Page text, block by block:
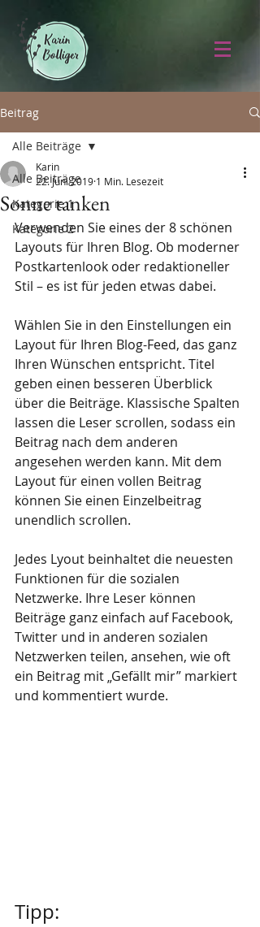
Beitrag
Alle Beiträge
Kategorie 1
Kategorie 2
Alle Beiträge
Sonne tanken
Karin
22. Juni 2019 1 Min. Lesezeit
Verwenden Sie eines der 8 schönen
Layouts für Ihren Blog. Ob moderner
Postkartenlook oder redaktioneller
Stil – es ist für jeden etwas dabei.
Wählen Sie in den Einstellungen ein
Layout für Ihren Blog-Feed, das ganz
Ihren Wünschen entspricht. Titel
geben einen besseren Überblick
über die Beiträge. Klassische Spalten
lassen die Leser scrollen, sodass ein
Beitrag nach dem anderen
angesehen werden kann. Mit dem
Layout für einen vollen Beitrag
können Sie einen Einzelbeitrag
unendlich scrollen.
Jedes Lyout beinhaltet die neuesten
Funktionen für die sozialen
Netzwerke. Ihre Leser können
Beiträge ganz einfach auf Facebook,
Twitter und in anderen sozialen
Netzwerken teilen, ansehen, wie oft
ein Beitrag mit „Gefällt mir” markiert
und kommentiert wurde.
Tipp: